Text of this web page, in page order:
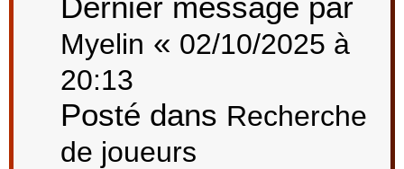
Myelin « 02/10/2025 à
20:13
Posté dans Recherche
de joueurs